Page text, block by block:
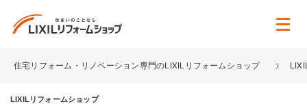
住宅リフォーム・リノベーション専門のLIXILリフォームショップ
LIXILリフォームショップ